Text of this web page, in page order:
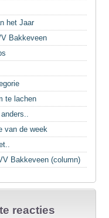
het Jaar
Bakkeveen
te lachen
van de week
Bakkeveen (column)
reacties